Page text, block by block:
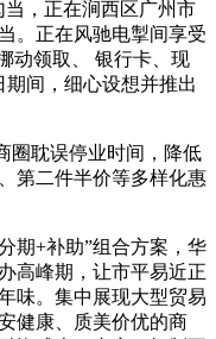
，正在涧西区广州市
。正在风驰电掣间享受
动领取、 银行卡、现
期间，细心设想并推出
耽误停业时间，降低
第二件半价等多样化惠
+补助”组合方案，华
高峰期，让市平易近正
味。集中展现大型贸易
健康、质美价优的商